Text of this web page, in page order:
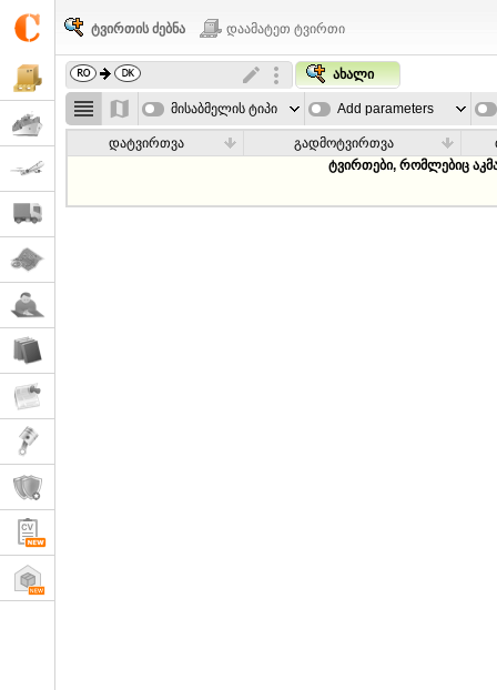
ტვირთის ძებნა დაამატეთ ტვირთი
ახალი
მისაბმელის ტიპი Add parameters
დატვირთვა გადმოტვირთვა
ტვირთები, რომლებიც